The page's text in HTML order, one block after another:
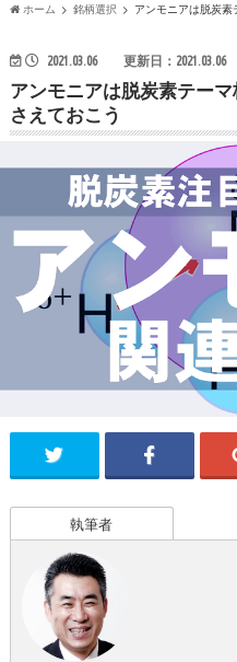
ホーム 銘柄選択 アンモニアは脱炭
2021.03.06 更新日：2021.03.06
アンモニアは脱炭素テー
さえておこう
執筆者